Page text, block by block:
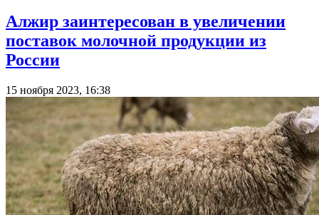
Алжир заинтересован в увеличении
поставок молочной продукции из
России
15 ноября 2023, 16:38